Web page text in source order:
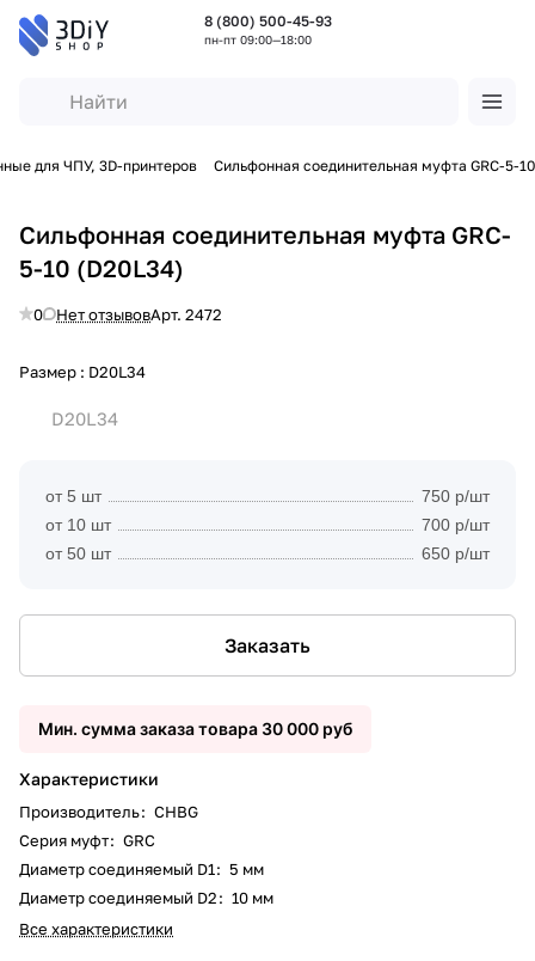
8 (800) 500-45-93
пн-пт 09:00—18:00
для ЧПУ, 3D-принтеров Сильфонная соединительная муфта GRC-5-10
Сильфонная соединительная муфта GRC-
5-10 (D20L34)
0 Нет отзывовАрт. 2472
Размер : D20L34
D20L34
от 5 шт
750 р/шт
от 10 шт
700 р/шт
от 50 шт
650 р/шт
Заказать
Мин. сумма заказа товара 30 000 руб
Характеристики
Производитель: CHBG
Серия муфт: GRC
Диаметр соединяемый D1: 5 мм
Диаметр соединяемый D2: 10 мм
Все характеристики